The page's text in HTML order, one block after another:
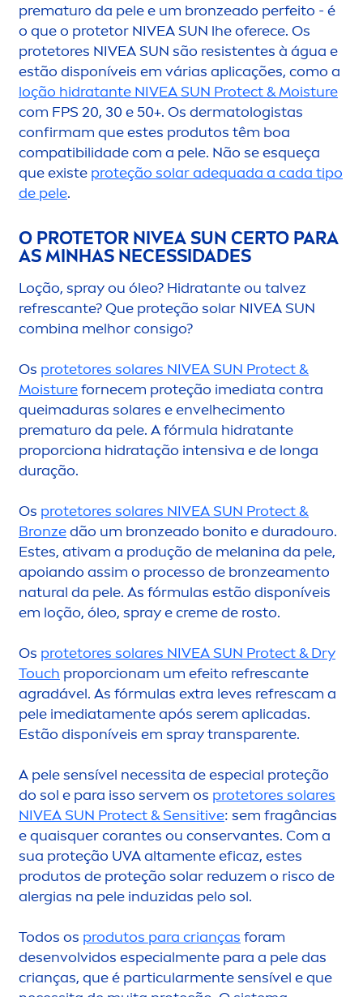
prematuro da pele e um bronzeado perfeito - é
o que o protetor NIVEASUN lhe oferece. Os
protetores NIVEASUN são resistentes à água e
estão disponíveis em várias aplicações, como a
loção hidratante NIVEASUN Protect& Moisture
com FPS 20, 30 e 50+. Os dermatologistas
confirmam que estes produtos têm boa
compatibilidade com a pele. Não se esqueça
que existe proteção solar adequada a cada tipo
de pele.
O PROTETOR NIVEASUN CERTO PARA
AS MINHAS NECESSIDADES
Loção, spray ou óleo? Hidratante ou talvez
refrescante? Que proteção solar NIVEASUN
combina melhor consigo?
Os protetores solares NIVEASUN Protect&
Moisturefornecem proteção imediata contra
queimaduras solares e envelhecimento
prematuro da pele. A fórmula hidratante
proporciona hidratação intensiva e de longa
duração.
Os protetores solares NIVEASUN Protect&
Bronzedão um bronzeado bonito e duradouro.
Estes, ativam a produção de melanina da pele,
apoiando assim o processo de bronzeamento
natural da pele. As fórmulas estão disponíveis
em loção, óleo, spray ecremede rosto.
Os protetores solares NIVEASUN Protect& Dry
Touch proporcionam um efeito refrescante
agradável. As fórmulas extra leves refrescam a
pele imediatamente após serem aplicadas.
Estão disponíveis em spray transparente.
A pele sensível necessita de especial proteção
do sol e para isso servem os protetores solares
NIVEASUN Protect&Sensitive: sem fragâncias
e quaisquer corantes ou conservantes. Com a
sua proteção UVA altamente eficaz, estes
produtos de proteção solar reduzem o risco de
alergias na pele induzidas pelo sol.
Todos os produtos para crianças foram
desenvolvidos especialmente para a pele das
crianças, que é particularmente sensível e que